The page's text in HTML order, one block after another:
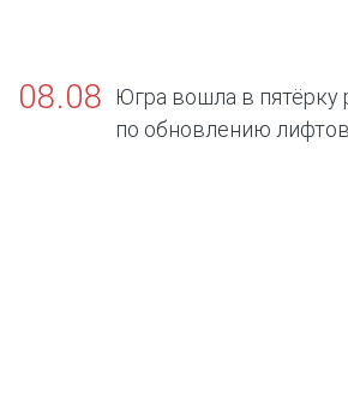
08.08
Югра вошла в пятёрку
по обновлению